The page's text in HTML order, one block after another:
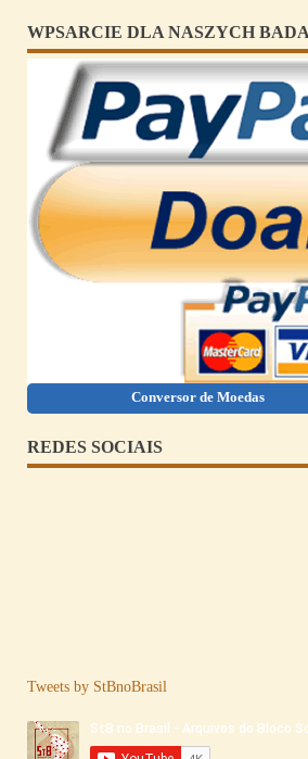
WPSARCIE DLA NASZYCH
Conversor de Moedas
REDES SOCIAIS
Tweets by StBnoBrasil